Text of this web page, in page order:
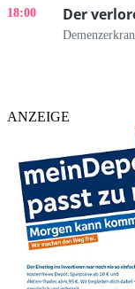
18:00 Der
ANZEIGE